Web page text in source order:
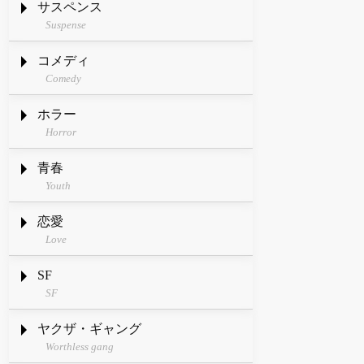
サスペンス
Suspense
コメディ
Comedy
ホラー
Horror
青春
Youth
恋愛
Love
SF
SF
ヤクザ・ギャング
Worthless gang